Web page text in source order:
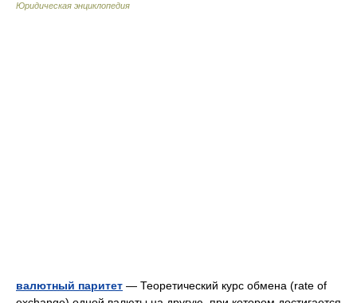
Юридическая энциклопедия
валютный паритет — Теоретический курс обмена (rate of